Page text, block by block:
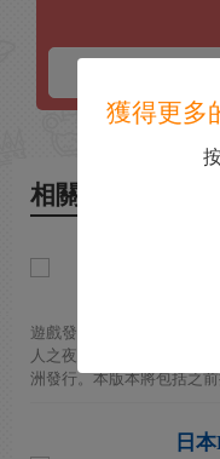
相關新聞
遊戲發行商NIS America和
人之夜》原生PlayStation
洲發行。本版本將包括之
日
獲得更多